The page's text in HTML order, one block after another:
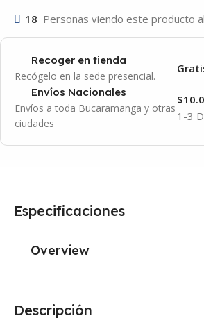
18 Personas viendo este producto
Recoger en tienda
Recógelo en la sede presencial.
Envíos Nacionales
Envíos a toda Bucaramanga y otras
ciudades
1-3
Descripción
Especificaciones
Overview